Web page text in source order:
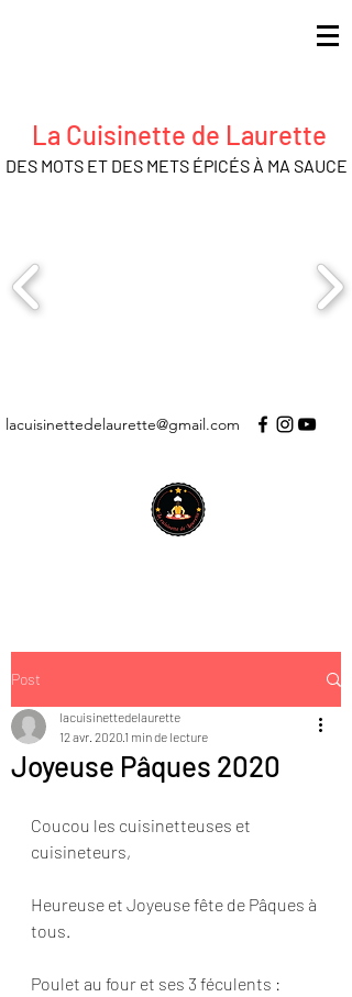
La Cuisinette de Laurette
DES MOTS ET DES METS ÉPICÉS À MA SAUCE
lacuisinettedelaurette@gmail.com
Post
Joyeuse Pâques 2020
lacuisinettedelaurette
12 avr. 2020 1 min de lecture
Coucou les cuisinetteuses et
cuisineteurs,
Heureuse et Joyeuse fête de Pâques à
tous.
Poulet au four et ses 3 féculents :